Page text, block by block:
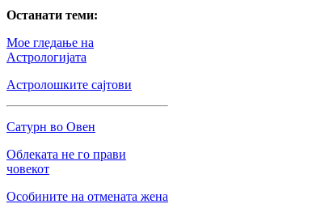
Останати теми:
Мое гледање на
Астрологијата
Астролошките сајтови
Сатурн во Овен
Облеката не го прави
човекот
Особините на отмената жена